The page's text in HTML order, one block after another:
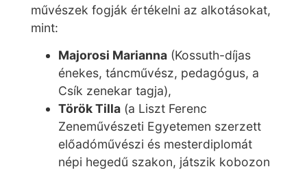
művészek fogják értékelni az alkotásokat,
mint:
Majorosi Marianna (Kossuth-díjas
énekes, táncművész, pedagógus, a
Csík zenekar tagja),
Török Tilla (a Liszt Ferenc
Zeneművészeti Egyetemen szerzett
előadóművészi és mesterdiplomát
népi hegedű szakon, játszik kobozon